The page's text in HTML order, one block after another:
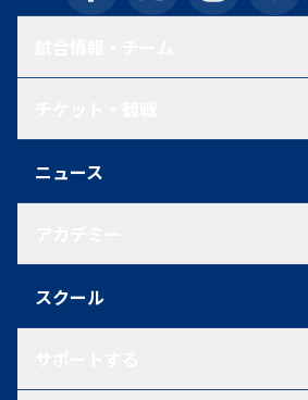
練習見学について
シーズンチケット
ファンクラブ
グッズ
ニュース
U-18
U-18 選手一覧
スクール